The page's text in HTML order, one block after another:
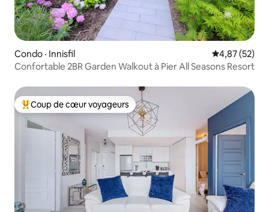
Condo · Innisfil Note
4,87 (52)
Confortable 2BR Garden Walkout à Pier All Seasons Resort
Coup de cœur voyageurs parmi les plus aimés
Coup de cœur voyageurs